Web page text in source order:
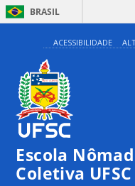
BRASIL
ACESSIBILIDADE
Escola
Coletiva UFSC